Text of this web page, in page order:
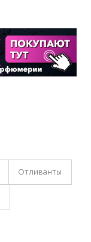
Отливанты